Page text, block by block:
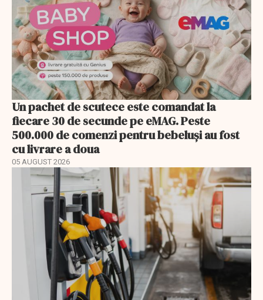
Un pachet de scutece este comandat la
fiecare 30 de secunde pe eMAG. Peste
500.000 de comenzi pentru bebeluși au fost
cu livrare a doua
05 AUGUST 2026